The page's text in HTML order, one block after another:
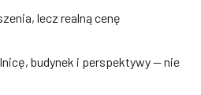
lecz realną cenę
budynek i perspektywy — nie